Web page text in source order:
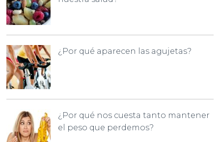
¿Por qué aparecen las agujetas?
¿Por qué nos cuesta tanto mantener
el peso que perdemos?